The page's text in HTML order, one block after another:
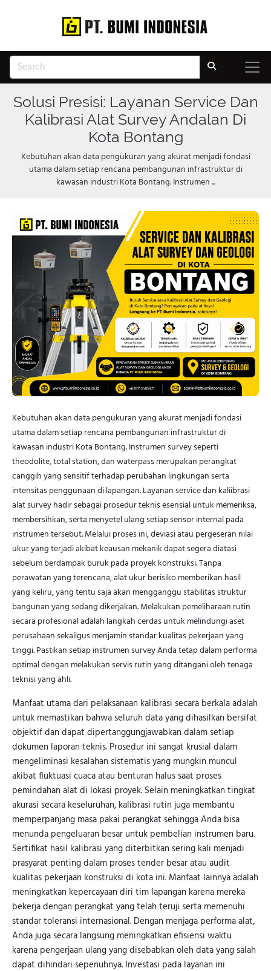
Solusi Presisi: Layanan Service Dan
Kalibrasi Alat Survey Andalan Di
Kota Bontang
Kebutuhan akan data pengukuran yang akurat menjadi fondasi
utama dalam setiap rencana pembangunan infrastruktur di
kawasan industri Kota Bontang. Instrumen ...
Kebutuhan akan data pengukuran yang akurat menjadi fondasi
utama dalam setiap rencana pembangunan infrastruktur di
kawasan industri Kota Bontang. Instrumen survey seperti
theodolite, total station, dan waterpass merupakan perangkat
canggih yang sensitif terhadap perubahan lingkungan serta
intensitas penggunaan di lapangan. Layanan service dan kaliibrasi
alat survey hadir sebagai prosedur teknis esensial untuk memeriksa,
membersihkan, serta menyetel ulang setiap sensor internal pada
instrumen tersebut. Melalui proses ini, deviasi atau pergeseran nilai
ukur yang terjadi akibat keausan mekanik dapat segera diatasi
sebelum berdampak buruk pada proyek konstruksi. Tanpa
perawatan yang terencana, alat ukur berisiko memberikan hasil
yang keliru, yang tentu saja akan mengganggu stabilitas struktur
bangunan yang sedang dikerjakan. Melakukan pemeliharaan rutin
secara profesional adalah langkah cerdas untuk melindungi aset
perusahaan sekaligus menjamin standar kualitas pekerjaan yang
tinggi. Pastikan setiap instrumen survey Anda tetap dalam performa
optimal dengan melakukan servis rutin yang ditangani oleh tenaga
teknisi yang ahli.
Manfaat utama dari pelaksanaan kalibrasi secara berkala adalah
untuk memastikan bahwa seluruh data yang dihasilkan bersifat
objektif dan dapat dipertanggungjawabkan dalam setiap
dokumen laporan teknis. Prosedur ini sangat krusial dalam
mengeliminasi kesalahan sistematis yang mungkin muncul
akibat fluktuasi cuaca atau benturan halus saat proses
pemindahan alat di lokasi proyek. Selain meningkatkan tingkat
akurasi secara keseluruhan, kalibrasi rutin juga membantu
memperpanjang masa pakai perangkat sehingga Anda bisa
menunda pengeluaran besar untuk pembelian instrumen baru.
Sertifikat hasil kalibrasi yang diterbitkan sering kali menjadi
prasyarat penting dalam proses tender besar atau audit
kualitas pekerjaan konstruksi di kota ini. Manfaat lainnya adalah
meningkatkan kepercayaan diri tim lapangan karena mereka
bekerja dengan perangkat yang telah teruji serta memenuhi
standar toleransi internasional. Dengan menjaga performa alat,
Anda juga secara langsung meningkatkan efisiensi waktu
karena pengerjaan ulang yang disebabkan oleh data yang salah
dapat dihindari sepenuhnya. Investasi pada layanan ini